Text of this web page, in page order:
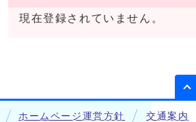
現在登録されていません。
ホームページ運営方針 交通案内